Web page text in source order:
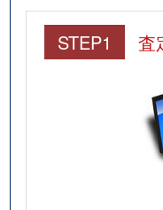
STEP1 査